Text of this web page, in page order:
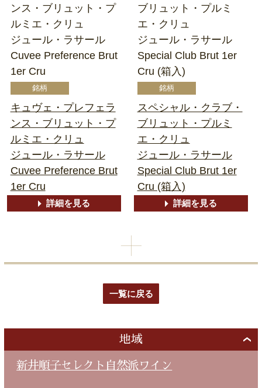
ンス・ブリュット・プ
ルミエ・クリュ
ジュール・ラサール
Cuvee Preference Brut
1er Cru
キュヴェ・プレフェラ
ンス・ブリュット・プ
ルミエ・クリュ
ジュール・ラサール
Cuvee Preference Brut
1er Cru
詳細を見る
ブリュット・プルミ
エ・クリュ
ジュール・ラサール
Special Club Brut 1er
Cru (箱入)
スペシャル・クラブ・
ブリュット・プルミ
エ・クリュ
ジュール・ラサール
Special Club Brut 1er
Cru (箱入)
詳細を見る
一覧に戻る
地域
新井順子セレクト自然派ワイン